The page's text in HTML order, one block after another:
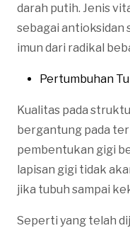
darah putih. Jenis
sebagai antioksidan
imun dari radikal
Pertumbuhan
Kualitas pada
bergantung pada
pembentukan gigi
lapisan gigi tidak
jika tubuh sampai
Seperti yang telah